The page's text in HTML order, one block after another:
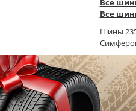
Все
Все
Шины